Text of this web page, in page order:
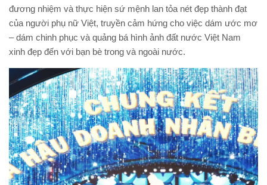
đương nhiệm và thực hiện sứ mệnh lan tỏa nét đẹp thành đạt
của người phụ nữ Việt, truyền cảm hứng cho việc dám ước mơ
– dám chinh phục và quảng bá hình ảnh đất nước Việt Nam
xinh đẹp đến với bạn bè trong và ngoài nước.